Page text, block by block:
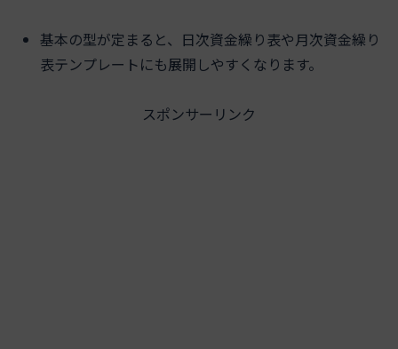
基本の型が定まると、日次資金繰り表や月次資金繰り
表テンプレートにも展開しやすくなります。
スポンサーリンク